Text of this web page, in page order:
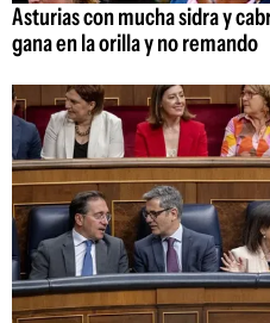
Asturias con mucha sidra y
gana en la orilla y no remando